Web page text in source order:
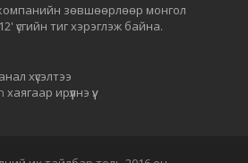
зөвшөөрлөөр монгол
үсгийн тиг хэрэглэж байна.
хүсэлтээ
хаягаар ирүүлнэ үү.